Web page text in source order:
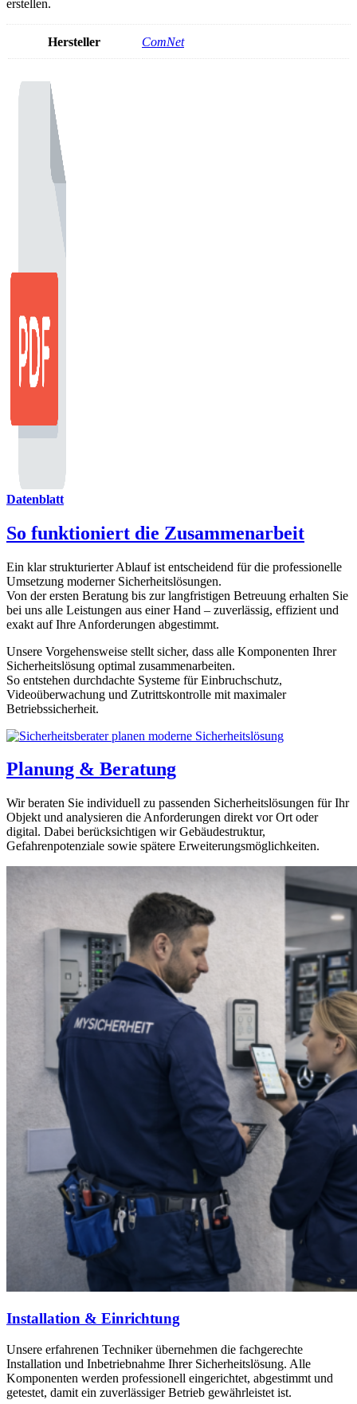
erstellen.
Hersteller ComNet
Datenblatt
So funktioniert die Zusammenarbeit
Ein klar strukturierter Ablauf ist entscheidend für die professionelle
Umsetzung moderner Sicherheitslösungen.
Von der ersten Beratung bis zur langfristigen Betreuung erhalten Sie
bei uns alle Leistungen aus einer Hand – zuverlässig, effizient und
exakt auf Ihre Anforderungen abgestimmt.
Unsere Vorgehensweise stellt sicher, dass alle Komponenten Ihrer
Sicherheitslösung optimal zusammenarbeiten.
So entstehen durchdachte Systeme für Einbruchschutz,
Videoüberwachung und Zutrittskontrolle mit maximaler
Betriebssicherheit.
Planung & Beratung
Wir beraten Sie individuell zu passenden Sicherheitslösungen für Ihr
Objekt und analysieren die Anforderungen direkt vor Ort oder
digital. Dabei berücksichtigen wir Gebäudestruktur,
Gefahrenpotenziale sowie spätere Erweiterungsmöglichkeiten.
Installation & Einrichtung
Unsere erfahrenen Techniker übernehmen die fachgerechte
Installation und Inbetriebnahme Ihrer Sicherheitslösung. Alle
Komponenten werden professionell eingerichtet, abgestimmt und
getestet, damit ein zuverlässiger Betrieb gewährleistet ist.